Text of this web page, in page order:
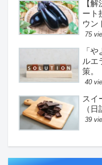
【
ート
ウン
75
「
ルエ
策。
40
スイ
（日
39